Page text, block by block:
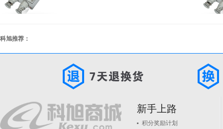
科旭推荐：
新手上路
积分奖励计划